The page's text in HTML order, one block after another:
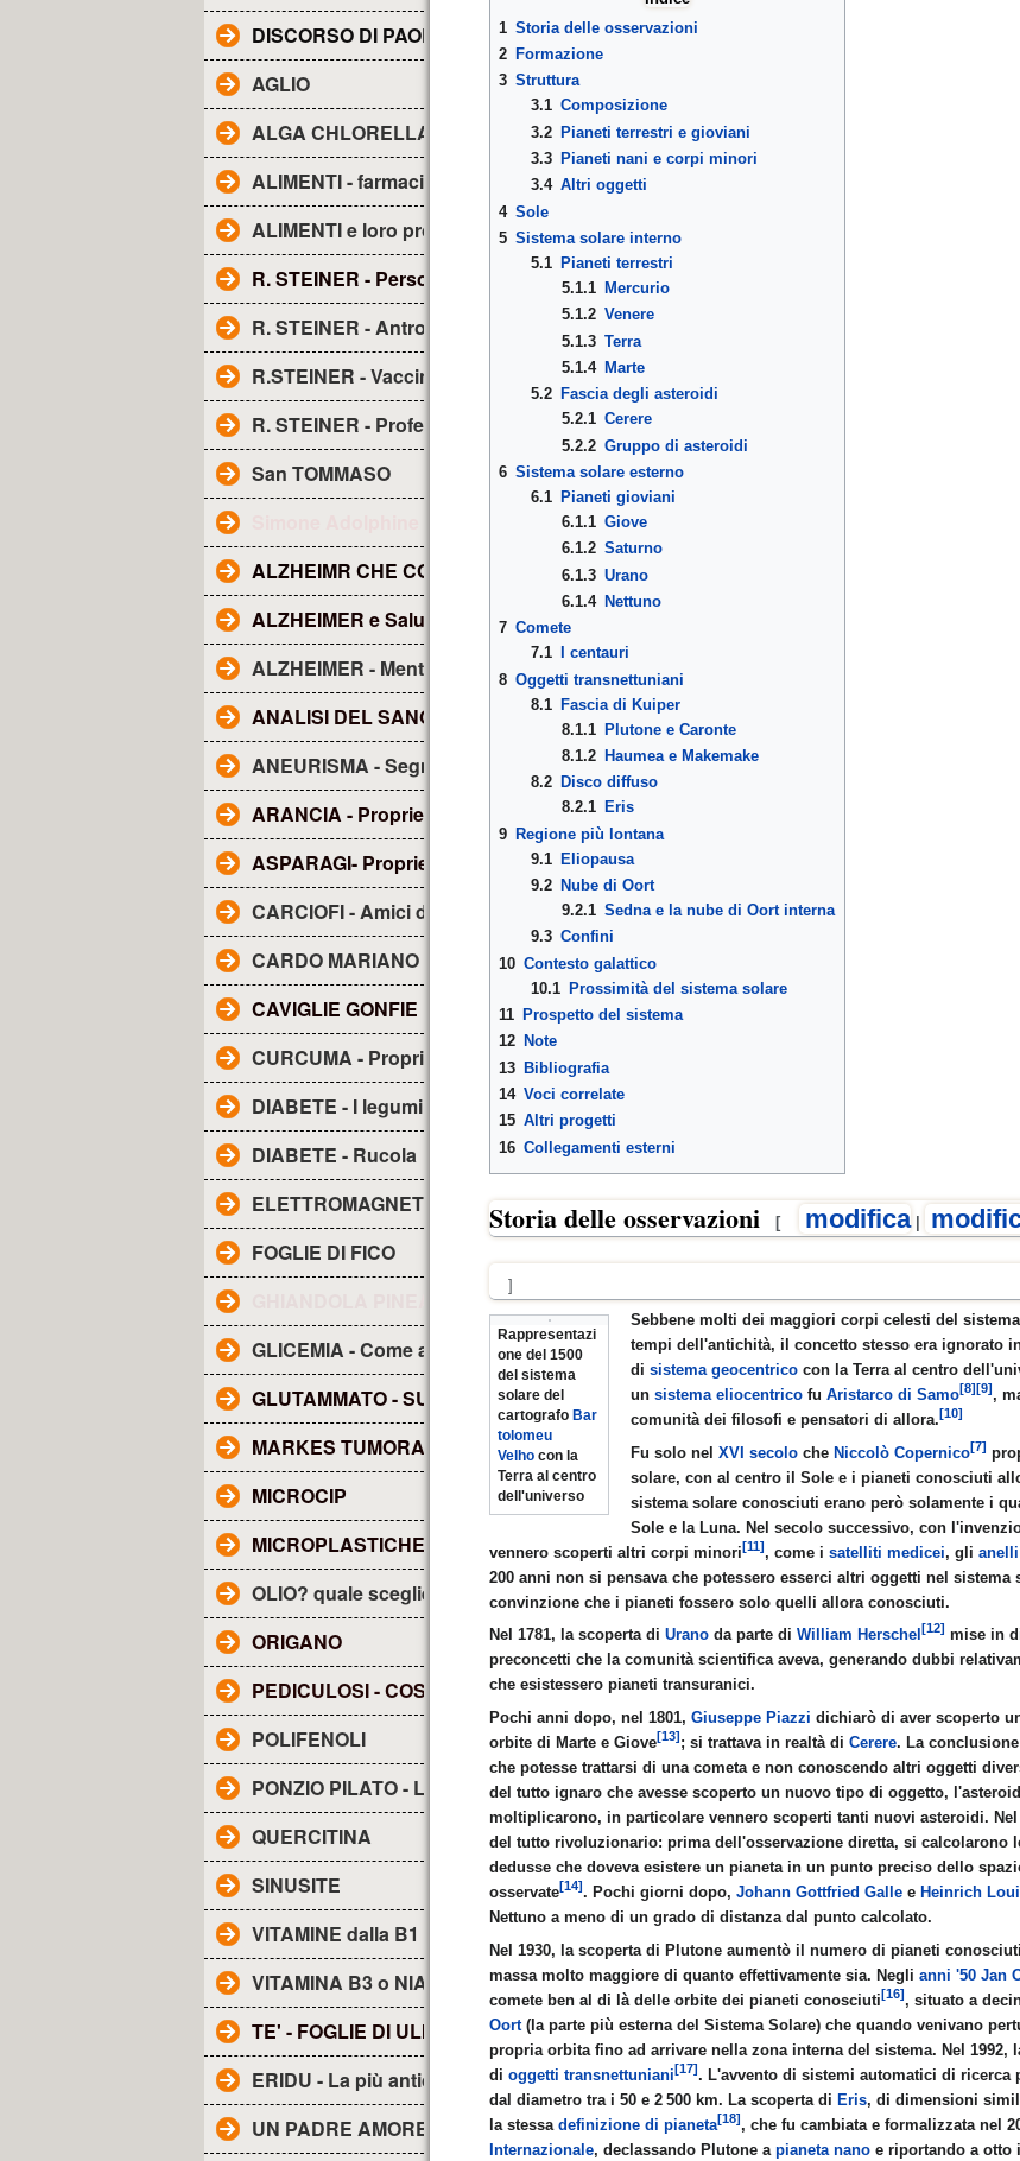
DISCORSO DI PAOLO ALL'AEROPAGO DI ATENE
AGLIO
ALGA CHLORELLA - Proprietà
ALIMENTI - farmacia naturale
ALIMENTI e loro proprietà
R. STEINER - Personaggio
R. STEINER - Antroposofia
R.STEINER - Vaccini
R. STEINER - Profezia sui vaccini.
San TOMMASO
ALZHEIMR CHE COS'E'?
ALZHEIMER e Salute dentale
ALZHEIMER - Mentolo
ANALISI DEL SANGUE - Tutto quello che c'è da sapere
ANEURISMA - Segnali
ARANCIA - Proprietà
ASPARAGI- Proprietà
CARCIOFI - Amici del fegato
CARDO MARIANO - sue proprietà
CAVIGLIE GONFIE
CURCUMA - Proprietà
DIABETE - I legumi
DIABETE - Rucola
ELETTROMAGNETISMO - Inquinamento
FOGLIE DI FICO
GHIANDOLA PINEALE - SUE FUNZIONI
GLICEMIA - Come abbassarla
GLUTAMMATO - SUE CARATTERISTICHE E FUNZIONI
MARKES TUMORALI
MICROCIP
MICROPLASTICHE NEL SANGUE
OLIO? quale scegliere?
ORIGANO
PEDICULOSI - COS'E'?
POLIFENOLI
PONZIO PILATO - Lettera a TIBERIO
QUERCITINA
SINUSITE
VITAMINE dalla B1 alla B17
VITAMINA B3 o NIACINA
TE' - FOGLIE DI ULIVO
ERIDU - La più antica città del mondo
UN PADRE AMOREVOLE -
1 Storia delle osservazioni
2 Formazione
3 Struttura
3.1 Composizione
3.2 Pianeti terrestri e gioviani
3.3
Pianeti nani e corpi minori
3.4 Altri oggetti
4 Sole
5 Sistema solare interno
5.1
Pianeti terrestri
5.1.1 Mercurio
5.1.2 Venere
5.1.3 Terra
5.1.4 Marte
5.2
Fascia degli asteroidi
5.2.1 Cerere
5.2.2 Gruppo di asteroidi
6 Sistema solare esterno
6.1
Pianeti gioviani
6.1.1 Giove
6.1.2 Saturno
6.1.3 Urano
6.1.4 Nettuno
7 Comete
7.1
I centauri
8 Oggetti transnettuniani
8.1 Fascia di Kuiper
8.1.1 Plutone e Caronte
8.1.2 Haumea e Makemake
8.2
Disco diffuso
8.2.1 Eris
9 Regione più lontana
9.1 Eliopausa
9.2
Nube di Oort
9.2.1 Sedna e la nube di Oort interna
9.3 Confini
10 Contesto galattico
10.1 Prossimità del sistema solare
11 Prospetto del sistema
12 Note
13 Bibliografia
14 Voci correlate
15 Altri progetti
16 Collegamenti esterni
Storia delle osservazioni [ modifica|
]
Rappresentazi
one del 1500
del sistema
solare del
cartografo Bar
tolomeu
Velho con la
Terra al centro
dell'universo
Sebbene molti dei maggiori corpi celesti del
tempi dell'antichità, il concetto stesso era ignorato
disistema geocentrico con la Terra al centro
unsistema eliocentrico fuAristarco di Samo[8] [9] ,
comunità dei filosofi e pensatori di allora.[10]
Fu solo nelXVI secolo che Niccolò Copernico[7]
solare, con al centro il Sole e i pianeti conosciuti
sistema solare conosciuti erano però solamente i
Sole e la Luna. Nel secolo successivo, con
vennero scoperti altri corpi minori[11], come i satelliti medicei, gli
200 anni non si pensava che potessero esserci altri oggetti nel sistema
convinzione che i pianeti fossero solo quelli allora conosciuti.
Nel 1781, la scoperta di Urano da parte di William Herschel [12] mise in
preconcetti che la comunità scientifica aveva, generando dubbi
che esistessero pianeti transuranici.
Pochi anni dopo, nel 1801, Giuseppe Piazzi dichiarò di aver scoperto
orbite di Marte e Giove[13]; si trattava in realtà di Cerere. La
che potesse trattarsi di una cometa e non conoscendo altri oggetti
del tutto ignaro che avesse scoperto un nuovo tipo di oggetto,
moltiplicarono, in particolare vennero scoperti tanti nuovi asteroidi.
del tutto rivoluzionario: prima dell'osservazione diretta, si calcolarono
dedusse che doveva esistere un pianeta in un punto preciso dello
osservate[14]. Pochi giorni dopo, Johann Gottfried Galle e Heinrich
Nettuno a meno di un grado di distanza dal punto calcolato.
Nel 1930, la scoperta di Plutone aumentò il numero di pianeti
massa molto maggiore di quanto effettivamente sia. Negli anni '50 Jan
comete ben al di là delle orbite dei pianeti conosciuti[16], situato a
Oort(la parte più esterna del Sistema Solare) che quando venivano
propria orbita fino ad arrivare nella zona interna del sistema. Nel 1992,
di oggetti transnettuniani[17]. L'avvento di sistemi automatici di
dal diametro tra i 50 e 2 500 km. La scoperta diEris, di dimensioni
la stessa definizione di pianeta[18], che fu cambiata e formalizzata nel
Internazionale, declassando Plutone a pianeta nano e riportando a otto